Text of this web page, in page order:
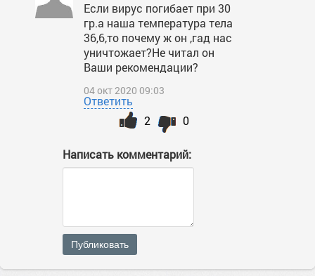
Если вирус погибает при 30
гр.а наша температура тела
36,6,то почему ж он ,гад нас
уничтожает?Не читал он
Ваши рекомендации?
04 окт 2020 09:03
Ответить
0
2
Написать комментарий:
Публиковать